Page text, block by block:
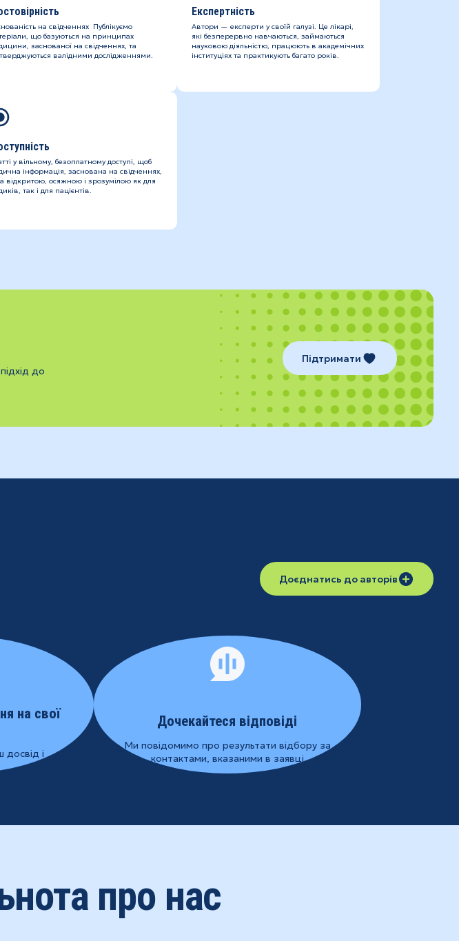
на свідченнях Публікуємо
що базуються на принципах
заснованої на свідченнях, та
валідними дослідженнями.
Експертність
Автори — експерти у своїй галузі. Це лікарі,
які безперервно навчаються, займаються
науковою діяльністю, працюють в академічних
інституціях та практикують багато років.
у вільному, безоплатному доступі, щоб
інформація, заснована на свідченнях,
відкритою, осяжною і зрозумілою як для
так і для пацієнтів.
до
Підтримати
Доєднатись до авторів
на свої
і
Дочекайтеся відповіді
Ми повідомимо про результати відбору за
контактами, вказаними в заявці
про нас